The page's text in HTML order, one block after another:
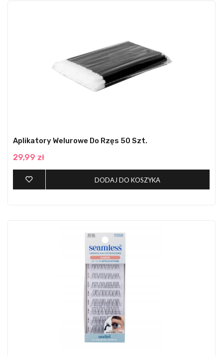
Aplikatory Welurowe Do Rzęs 50 Szt.
29,99 zł
DODAJ DO KOSZYKA